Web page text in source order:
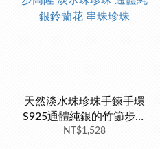
天然淡水珠珍珠手鍊手環
S925通體純銀的竹節步步
高陞 淡水珠珍珠 通體純銀
NT$1,528